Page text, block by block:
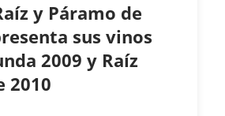
y Páramo de
sus vinos
2009 y Raíz
2010